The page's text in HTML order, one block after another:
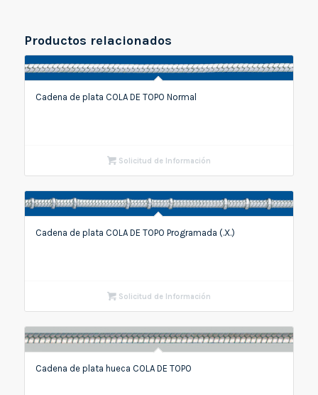
Productos relacionados
Cadena de plata COLA DE TOPO Normal
Solicitud de Información
Cadena de plata COLA DE TOPO Programada (.X.)
Solicitud de Información
Cadena de plata hueca COLA DE TOPO